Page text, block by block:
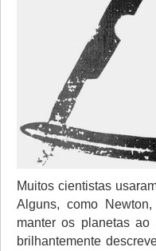
Muitos cientistas
Alguns, como
manter os planetas
brilhantemente